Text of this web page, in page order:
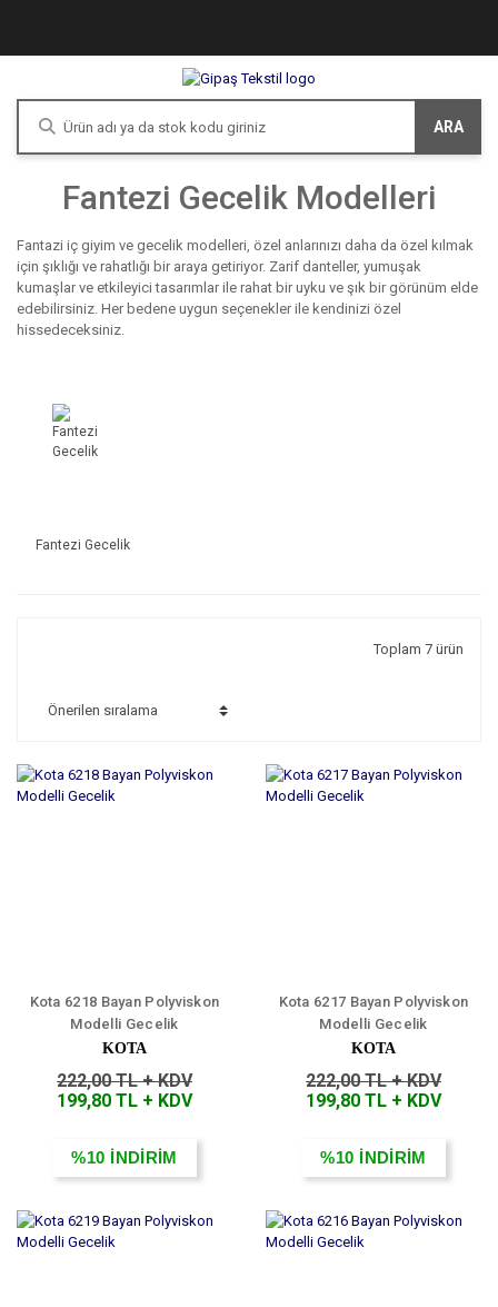
ARA
Fantezi Gecelik Modelleri
Fantazi iç giyim ve gecelik modelleri, özel anlarınızı daha da özel kılmak
için şıklığı ve rahatlığı bir araya getiriyor. Zarif danteller, yumuşak
kumaşlar ve etkileyici tasarımlar ile rahat bir uyku ve şık bir görünüm elde
edebilirsiniz. Her bedene uygun seçenekler ile kendinizi özel
hissedeceksiniz.
Fantezi Gecelik
Toplam 7 ürün
Kota 6218 Bayan Polyviskon
Modelli Gecelik
KOTA
222,00 TL + KDV
199,80 TL + KDV
%10 İNDİRİM
Kota 6217 Bayan Polyviskon
Modelli Gecelik
KOTA
222,00 TL + KDV
199,80 TL + KDV
%10 İNDİRİM